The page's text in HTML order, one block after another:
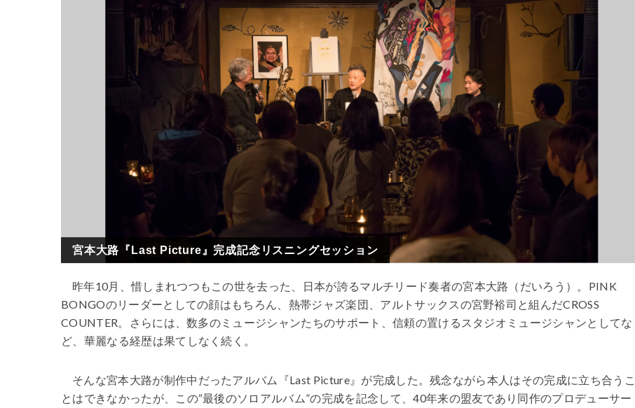
宮本大路『Last Picture』完成記念リスニングセッション
昨年10月、惜しまれつつもこの世を去った、日本が誇るマルチリード奏者の宮本大路（だいろう）。PINK
BONGOのリーダーとしての顔はもちろん、熱帯ジャズ楽団、アルトサックスの宮野裕司と組んだCROSS
COUNTER。さらには、数多のミュージシャンたちのサポート、信頼の置けるスタジオミュージシャンとしてな
ど、華麗なる経歴は果てしなく続く。
そんな宮本大路が制作中だったアルバム『Last Picture』が完成した。残念ながら本人はその完成に立ち合うこ
とはできなかったが、この“最後のソロアルバム”の完成を記念して、40年来の盟友であり同作のプロデューサー